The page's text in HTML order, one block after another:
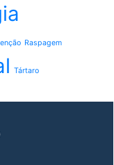
Raspagem
Tártaro